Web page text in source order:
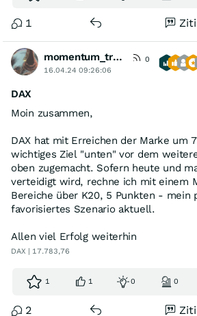
1
momentum_trader
0
16.04.24 09:26:06
DAX
Moin zusammen,
DAX hat mit Erreichen der Marke um
wichtiges Ziel "unten" vor dem
oben zugemacht. Sofern heute und
verteidigt wird, rechne ich mit einem
Bereiche über K20, 5 Punkten - mein
favorisiertes Szenario aktuell.
Allen viel Erfolg weiterhin
DAX | 17.783,76
1 1 0 0
2